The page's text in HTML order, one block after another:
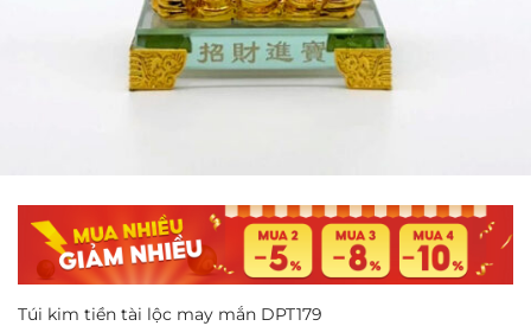
Túi kim tiền tài lộc may mắn DPT179